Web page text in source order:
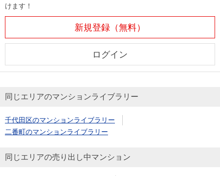
けます！
新規登録（無料）
ログイン
同じエリアのマンションライブラリー
千代田区のマンションライブラリー
二番町のマンションライブラリー
同じエリアの売り出し中マンション